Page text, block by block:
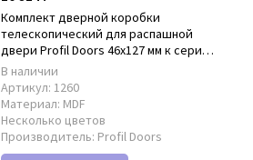
Комплект дверной коробки
телескопический для распашной
двери Profil Doors 46x127 мм к серии
PD
В наличии
Артикул: 1260
Материал: MDF
Несколько цветов
Производитель: Profil Doors